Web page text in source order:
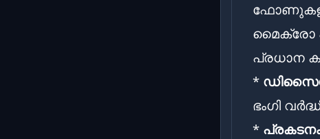
മൈക്രോ
പ്രധാന
*
ഭംഗി
*